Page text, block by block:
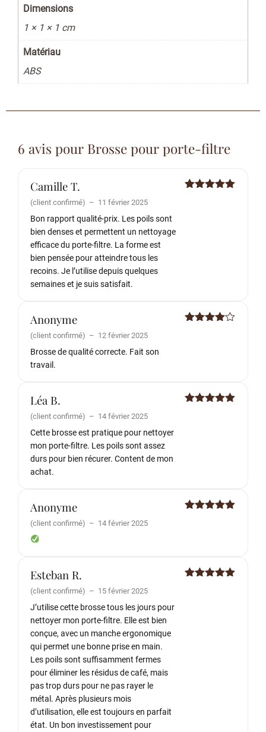
Dimensions
1 × 1 × 1 cm
Matériau
ABS
6 avis pour Brosse pour porte-filtre
Camille T.
(client confirmé) – 11 février 2025
Bon rapport qualité-prix. Les poils sont
bien denses et permettent un nettoyage
efficace du porte-filtre. La forme est
bien pensée pour atteindre tous les
recoins. Je l’utilise depuis quelques
semaines et je suis satisfait.
Anonyme
(client confirmé) – 12 février 2025
Brosse de qualité correcte. Fait son
travail.
Léa B.
(client confirmé) – 14 février 2025
Cette brosse est pratique pour nettoyer
mon porte-filtre. Les poils sont assez
durs pour bien récurer. Content de mon
achat.
Anonyme
(client confirmé) – 14 février 2025
Esteban R.
(client confirmé) – 15 février 2025
J’utilise cette brosse tous les jours pour
nettoyer mon porte-filtre. Elle est bien
conçue, avec un manche ergonomique
qui permet une bonne prise en main.
Les poils sont suffisamment fermes
pour éliminer les résidus de café, mais
pas trop durs pour ne pas rayer le
métal. Après plusieurs mois
d’utilisation, elle est toujours en parfait
état. Un bon investissement pour